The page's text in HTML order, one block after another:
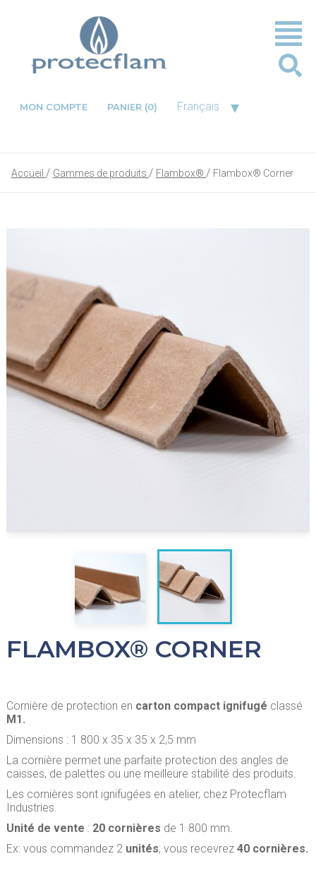
MON COMPTE PANIER (0) Français ▾
Accueil Gammes de produits Flambox® Flambox® Corner
FLAMBOX® CORNER
Cornière de protection en carton compact ignifugé classé
M1.
Dimensions : 1 800 x 35 x 35 x 2,5 mm
La cornière permet une parfaite protection des angles de
caisses, de palettes ou une meilleure stabilité des produits.
Les cornières sont ignifugées en atelier, chez Protecflam
Industries.
Unité de vente : 20 cornières de 1 800 mm.
Ex: vous commandez 2unités, vous recevrez 40 cornières.